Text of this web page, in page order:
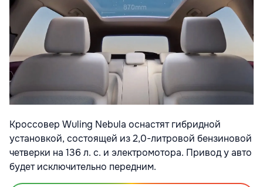
Кроссовер Wuling Nebula оснастят гибридной
установкой, состоящей из 2,0-литровой бензиновой
четверки на 136 л. с. и электромотора. Привод у авто
будет исключительно передним.